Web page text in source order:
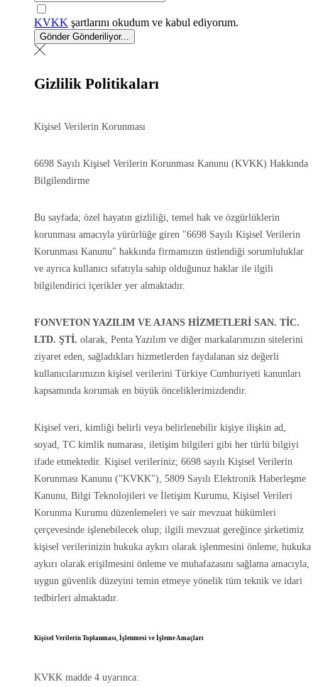
KVKK şartlarını okudum ve kabul ediyorum.
Gönder Gönderiliyor...
Gizlilik Politikaları
Kişisel Verilerin Korunması
6698 Sayılı Kişisel Verilerin Korunması Kanunu (KVKK) Hakkında
Bilgilendirme
Bu sayfada; özel hayatın gizliliği, temel hak ve özgürlüklerin
korunması amacıyla yürürlüğe giren "6698 Sayılı Kişisel Verilerin
Korunması Kanunu" hakkında firmamızın üstlendiği sorumluluklar
ve ayrıca kullanıcı sıfatıyla sahip olduğunuz haklar ile ilgili
bilgilendirici içerikler yer almaktadır.
FONVETON YAZILIM VE AJANS HİZMETLERİ SAN. TİC.
LTD. ŞTİ. olarak, Penta Yazılım ve diğer markalarımızın sitelerini
ziyaret eden, sağladıkları hizmetlerden faydalanan siz değerli
kullanıcılarımızın kişisel verilerini Türkiye Cumhuriyeti kanunları
kapsamında korumak en büyük önceliklerimizdendir.
Kişisel veri, kimliği belirli veya belirlenebilir kişiye ilişkin ad,
soyad, TC kimlik numarası, iletişim bilgileri gibi her türlü bilgiyi
ifade etmektedir. Kişisel verileriniz; 6698 sayılı Kişisel Verilerin
Korunması Kanunu ("KVKK"), 5809 Sayılı Elektronik Haberleşme
Kanunu, Bilgi Teknolojileri ve İletişim Kurumu, Kişisel Verileri
Korunma Kurumu düzenlemeleri ve sair mevzuat hükümleri
çerçevesinde işlenebilecek olup; ilgili mevzuat gereğince şirketimiz
kişisel verilerinizin hukuka aykırı olarak işlenmesini önleme, hukuka
aykırı olarak erişilmesini önleme ve muhafazasını sağlama amacıyla,
uygun güvenlik düzeyini temin etmeye yönelik tüm teknik ve idari
tedbirleri almaktadır.
Kişisel Verilerin Toplanması, İşlenmesi ve İşleme Amaçları
KVKK madde 4 uyarınca: